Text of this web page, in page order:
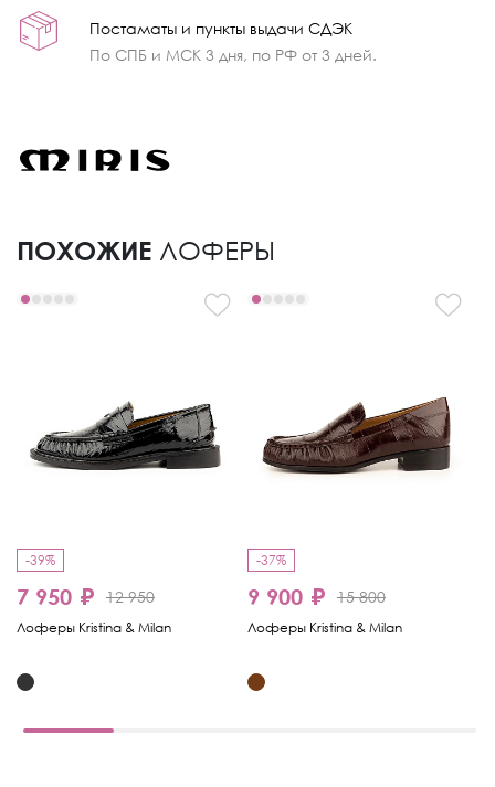
Постаматы и пункты выдачи СДЭК
По СПБ и МСК 3 дня, по РФ от 3 дней.
ПОХОЖИЕ ЛОФЕРЫ
-39%
7 950 ₽ 12 950
Лоферы Kristina & Milan
-37%
9 900 ₽ 15 800
Лоферы Kristina & Milan